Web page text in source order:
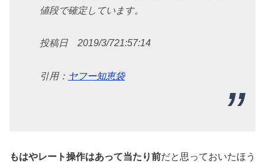
値段で確定しています。
投稿日 2019/3/721:57:14
引用： ヤフー知恵袋
もはやレート操作はあって当たり前だと思っておいたほう